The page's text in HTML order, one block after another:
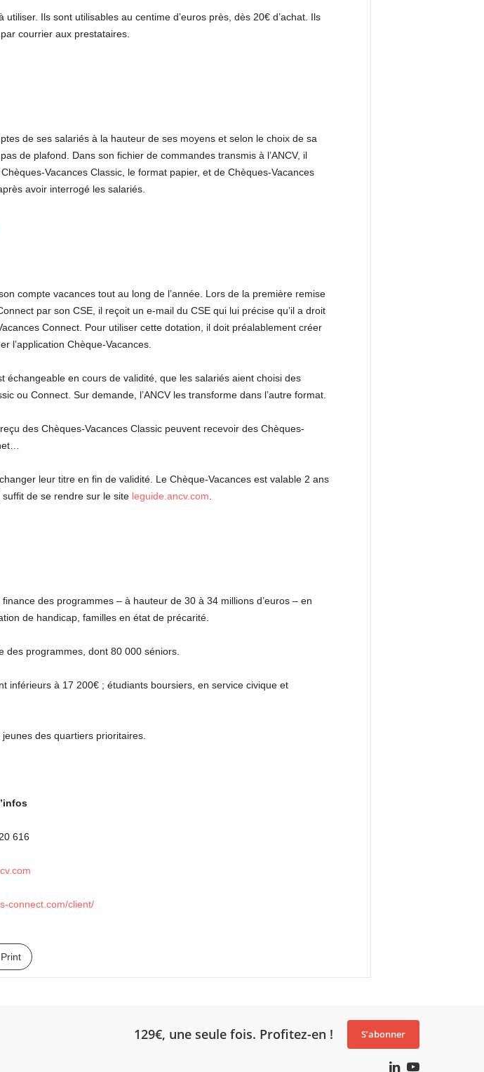
Ils sont utilisables au centime d’euros près, dès 20€ d’achat. Ils
courrier aux prestataires.
de ses salariés à la hauteur de ses moyens et selon le choix de sa
de plafond. Dans son fichier de commandes transmis à l’ANCV, il
Vacances Classic, le format papier, et de Chèques-Vacances
avoir interrogé les salariés.
compte vacances tout au long de l’année. Lors de la première remise
par son CSE, il reçoit un e-mail du CSE qui lui précise qu’il a droit
Connect. Pour utiliser cette dotation, il doit préalablement créer
l’application Chèque-Vacances.
échangeable en cours de validité, que les salariés aient choisi des
ou Connect. Sur demande, l’ANCV les transforme dans l’autre format.
des Chèques-Vacances Classic peuvent recevoir des Chèques-
leur titre en fin de validité. Le Chèque-Vacances est valable 2 ans
suffit de se rendre sur le site leguide.ancv.com
des programmes – à hauteur de 30 à 34 millions d’euros – en
de handicap, familles en état de précarité.
programmes, dont 80 000 séniors.
inférieurs à 17 200€ ; étudiants boursiers, en service civique et
des quartiers prioritaires.
616
connect.com/client/
Print
129€, une seule fois. Profitez-en ! S’abonner